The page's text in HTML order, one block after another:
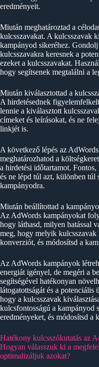
eredményeit.
Miután meghatároztad a
kulcsszavakat. A kulcsszavak
kampányod sikeréhez.
kulcsszavakra keresnek a
ezeket a kulcsszavakat.
hogy segítsenek megtalálni a
Miután kiválasztottad a
A hirdetésednek
lennie a kiválasztott
címeket és leírásokat, és ne
linkjét is.
A következő lépés az
meghatározhatod a
a hirdetési időtartamot.
és ne lépd túl azt, különben túl
kampányodra.
Miután beállítottad a
Az AdWords kampányokat
hogy láthasd, milyen hatással
meg, hogy melyik kulcsszavak
konverziót, és módosítsd a
Az AdWords kampányok
energiát igényel, de megéri a
segítségével hatékonyan
látogatottságát és a potenciális
hogy a kulcsszavak
kulcsfontosságú a kampányod
eredményeket, és módosítsd a
Hatékony kulcsszókutatás az
Hogyan válasszuk ki a
optimalizáljuk azokat?